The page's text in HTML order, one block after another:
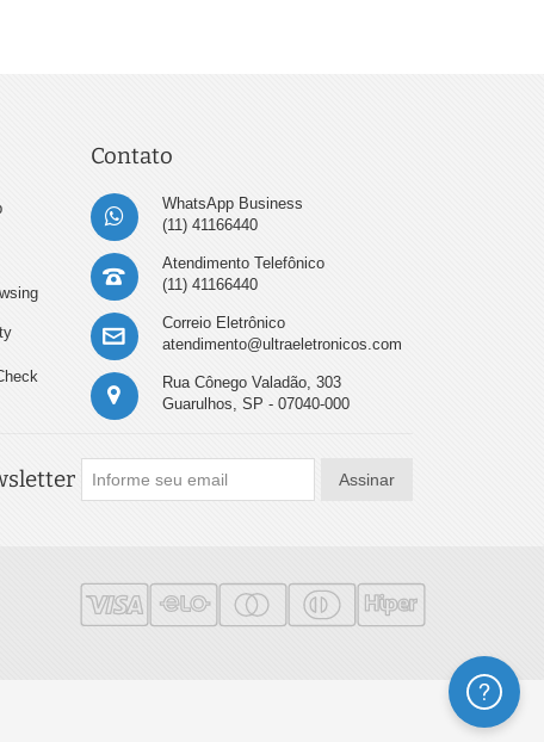
Contato
WhatsApp Business
(11) 41166440
Atendimento Telefônico
(11) 41166440
Correio Eletrônico
atendimento@ultraeletronicos.com
Rua Cônego Valadão, 303
Guarulhos, SP - 07040-000
Assinar
Ajuda